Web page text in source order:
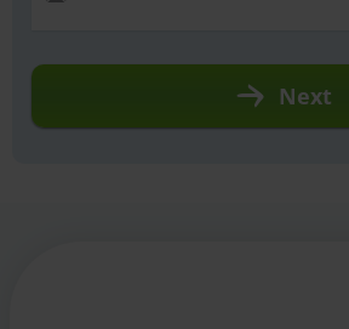
Next